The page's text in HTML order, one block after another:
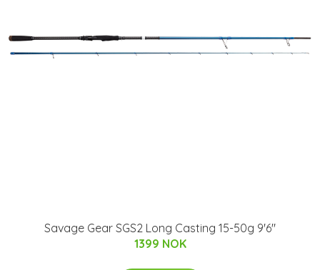
Savage Gear SGS2 Long Casting 15-50g 9'6"
1399 NOK